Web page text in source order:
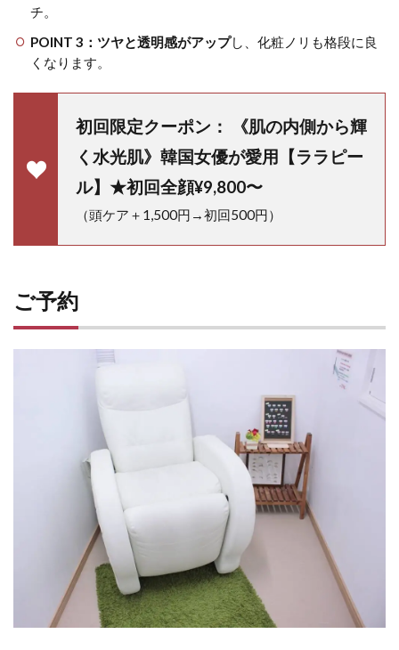
チ。
POINT 3： ツヤと透明感がアップし、化粧ノリも格段に良
くなります。
初回限定クーポン： 《肌の内側から輝
く水光肌》韓国女優が愛用【ララピー
ル】★初回全顔¥9,800〜
（頭ケア＋1,500円→初回500円）
ご予約